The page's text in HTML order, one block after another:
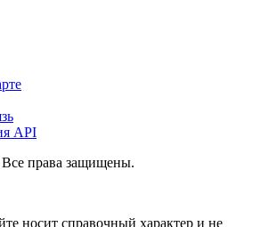
API
права защищены.
носит справочный характер и не